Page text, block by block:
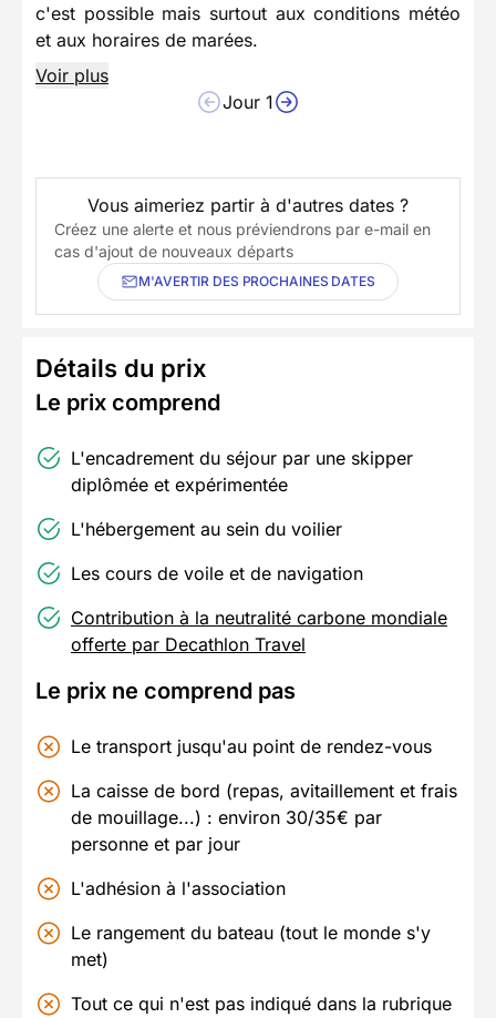
c'est possible mais surtout aux conditions météo
et aux horaires de marées.
Voir plus
Jour 1
Vous aimeriez partir à d'autres dates ?
Créez une alerte et nous préviendrons par e-mail en
cas d'ajout de nouveaux départs
M'AVERTIR DES PROCHAINES DATES
Détails du prix
Le prix comprend
L'encadrement du séjour par une skipper
diplômée et expérimentée
L'hébergement au sein du voilier
Les cours de voile et de navigation
Contribution à la neutralité carbone mondiale
offerte par Decathlon Travel
Le prix ne comprend pas
Le transport jusqu'au point de rendez-vous
La caisse de bord (repas, avitaillement et frais
de mouillage...) : environ 30/35€ par
personne et par jour
L'adhésion à l'association
Le rangement du bateau (tout le monde s'y
met)
Tout ce qui n'est pas indiqué dans la rubrique